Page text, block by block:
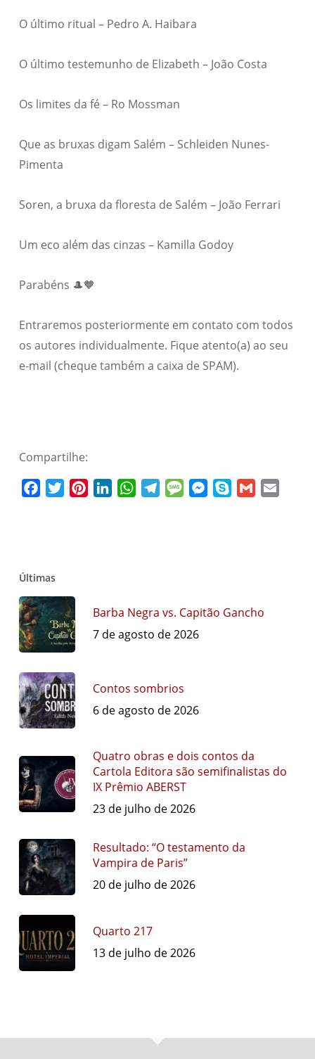
O último ritual – Pedro A. Haibara
O último testemunho de Elizabeth – João Costa
Os limites da fé – Ro Mossman
Que as bruxas digam Salém – Schleiden Nunes-
Pimenta
Soren, a bruxa da floresta de Salém – João Ferrari
Um eco além das cinzas – Kamilla Godoy
Parabéns 🎩🧡
Entraremos posteriormente em contato com todos
os autores individualmente. Fique atento(a) ao seu
e-mail (cheque também a caixa de SPAM).
Compartilhe:
FacebookTwitterPinterestLinkedInWhatsAppTelegramMessageMessenger
Skype Gmail
Últimas
Barba Negra vs. Capitão Gancho
7 de agosto de 2026
Contos sombrios
6 de agosto de 2026
Quatro obras e dois contos da
Cartola Editora são semifinalistas do
IX Prêmio ABERST
23 de julho de 2026
Resultado: “O testamento da
Vampira de Paris”
20 de julho de 2026
Quarto 217
13 de julho de 2026